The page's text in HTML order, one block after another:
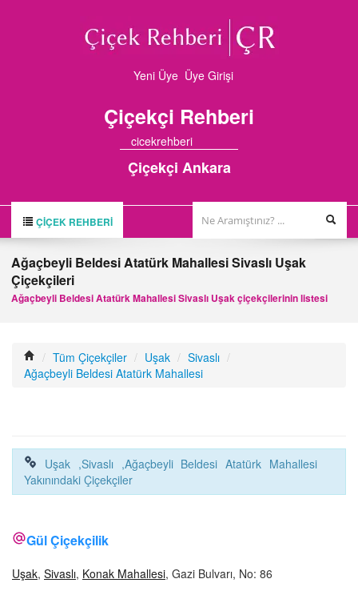
Yeni Üye Üye Girişi
Çiçekçi Rehberi
cicekrehberi
Çiçekçi Ankara
ÇIÇEK REHBERI
ÇİÇEKÇİLER
HAKKIMIZDA
İLETİŞİM
Ağaçbeyli Beldesi Atatürk Mahallesi Sivaslı Uşak
Çiçekçileri
Ağaçbeyli Beldesi Atatürk Mahallesi Sivaslı Uşak çiçekçilerinin listesi
/ Tüm Çiçekçiler / Uşak / Sivaslı /
Ağaçbeyli Beldesi Atatürk Mahallesi
Uşak ,Sivaslı ,Ağaçbeyli Beldesi Atatürk Mahallesi
Yakınındaki Çiçekçiler
Gül Çiçekçilik
Uşak, Sivaslı, Konak Mahallesi, Gazi Bulvarı, No: 86